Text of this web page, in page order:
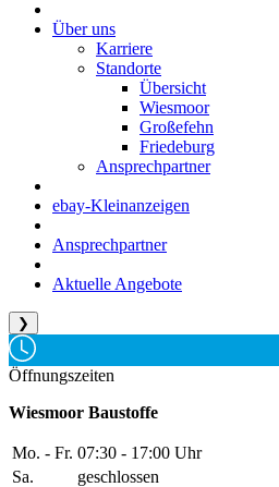
Über uns
Karriere
Standorte
Übersicht
Wiesmoor
Großefehn
Friedeburg
Ansprechpartner
ebay-Kleinanzeigen
Ansprechpartner
Aktuelle Angebote
❯
Öffnungszeiten
Wiesmoor Baustoffe
Mo. - Fr. 07:30 - 17:00 Uhr
Sa.
geschlossen